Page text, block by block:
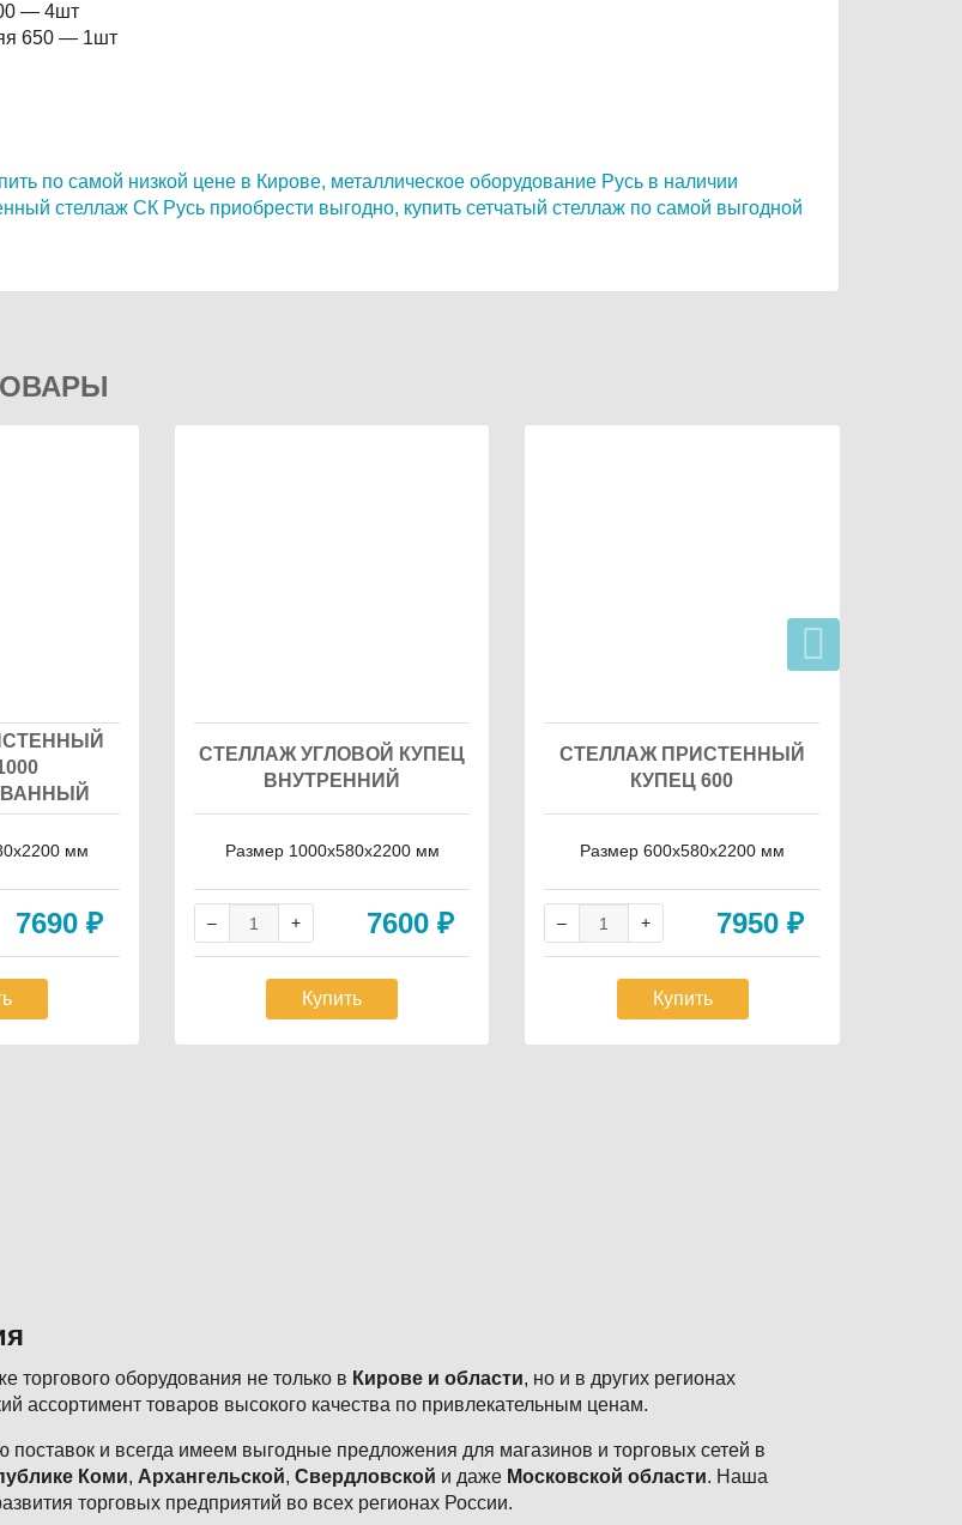
— 4шт
650 — 1шт
по самой низкой цене в Кирове, металлическое оборудование Русь в наличии
стеллаж СК Русь приобрести выгодно, купить сетчатый стеллаж по самой выгодной
мм
7690₽
СТЕЛЛАЖ УГЛОВОЙ КУПЕЦ
ВНУТРЕННИЙ
Размер 1000х580х2200 мм
7600 ₽
Купить
СТЕЛЛАЖ ПРИСТЕННЫЙ
КУПЕЦ 600
Размер 600х580х2200 мм
7950₽
Купить
оборудования не только в Кирове и области, но и в других регионах
ассортимент товаров высокого качества по привлекательным ценам.
и всегда имеем выгодные предложения для магазинов и торговых сетей в
Коми, Архангельской, Свердловской и даже Московской области. Наша
торговых предприятий во всех регионах России.